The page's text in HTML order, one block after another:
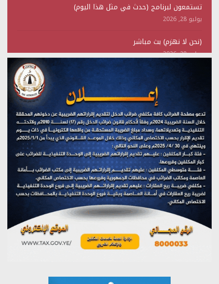
تستمعون لبرنامج (حدث في مثل هذا اليوم)
يوليو 28, 2026
(نحن لا نهزم) بث مباشر
يوليو 28, 2026
تستمعون لبرنامج (هندسة الوهم)
مؤتمر صحفي لمركز عين الإنسانية حول جرائم تحالف العدوان
على اليمن
يوليو 27, 2026
تستمعون لبرنامج (مع السيد القائد)
يوليو 26, 2026
تستمعون لبرنامج (خبر وعلم)
يوليو 26, 2026